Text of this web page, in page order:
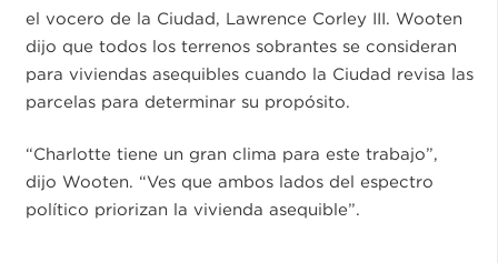
el vocero de la Ciudad, Lawrence Corley III. Wooten
dijo que todos los terrenos sobrantes se consideran
para viviendas asequibles cuando la Ciudad revisa las
parcelas para determinar su propósito.
“Charlotte tiene un gran clima para este trabajo”,
dijo Wooten. “Ves que ambos lados del espectro
político priorizan la vivienda asequible”.